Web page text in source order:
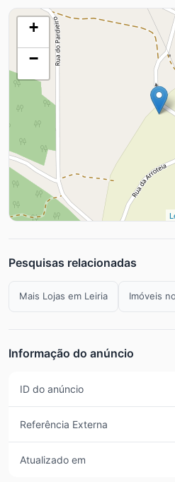
+
−
Pesquisas relacionadas
Mais Lojas em Leiria Imóveis
Informação do anúncio
ID do anúncio
Referência Externa
Atualizado em